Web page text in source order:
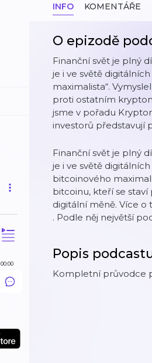
00:00
INFO KOMENTÁŘE
O epizodě
Finanční svět je plný
je i ve světě
maximalista“.
proti ostatním
jsme v pořadu
investorů představují
Finanční svět je plný
je i ve světě
bitcoinového
bitcoinu, kteří se
digitální měně. Více o
. Podle něj největší
Popis
Kompletní průvodce